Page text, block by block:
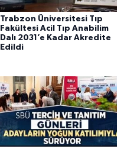
Trabzon Üniversitesi Tıp
Fakültesi Acil Tıp Anabilim
Dalı 2031’e Kadar Akredite
Edildi